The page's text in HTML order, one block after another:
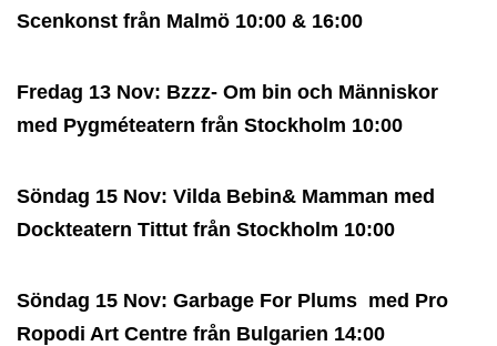
Scenkonst från Malmö 10:00 & 16:00
Fredag 13 Nov: Bzzz- Om bin och Människor
med Pygméteatern från Stockholm 10:00
Söndag 15 Nov: Vilda Bebin& Mamman med
Dockteatern Tittut från Stockholm 10:00
Söndag 15 Nov: Garbage For Plums med Pro
Ropodi Art Centre från Bulgarien 14:00